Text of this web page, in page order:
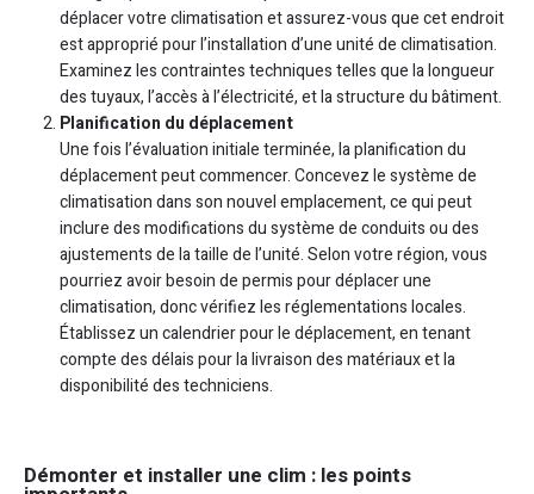
déplacer votre climatisation et assurez-vous que cet endroit
est approprié pour l’installation d’une unité de climatisation.
Examinez les contraintes techniques telles que la longueur
des tuyaux, l’accès à l’électricité, et la structure du bâtiment.
Planification du déplacement
Une fois l’évaluation initiale terminée, la planification du
déplacement peut commencer. Concevez le système de
climatisation dans son nouvel emplacement, ce qui peut
inclure des modifications du système de conduits ou des
ajustements de la taille de l’unité. Selon votre région, vous
pourriez avoir besoin de permis pour déplacer une
climatisation, donc vérifiez les réglementations locales.
Établissez un calendrier pour le déplacement, en tenant
compte des délais pour la livraison des matériaux et la
disponibilité des techniciens.
Démonter et installer une clim : les points